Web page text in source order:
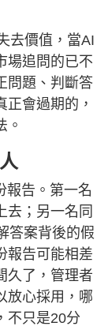
去價值，當AI
場追問的已不
問題、判斷答
會過期的，
。
報告。第一名
去；另一名同
答案背後的假
報告可能相差
久了，管理者
放心採用，哪
不只是20分